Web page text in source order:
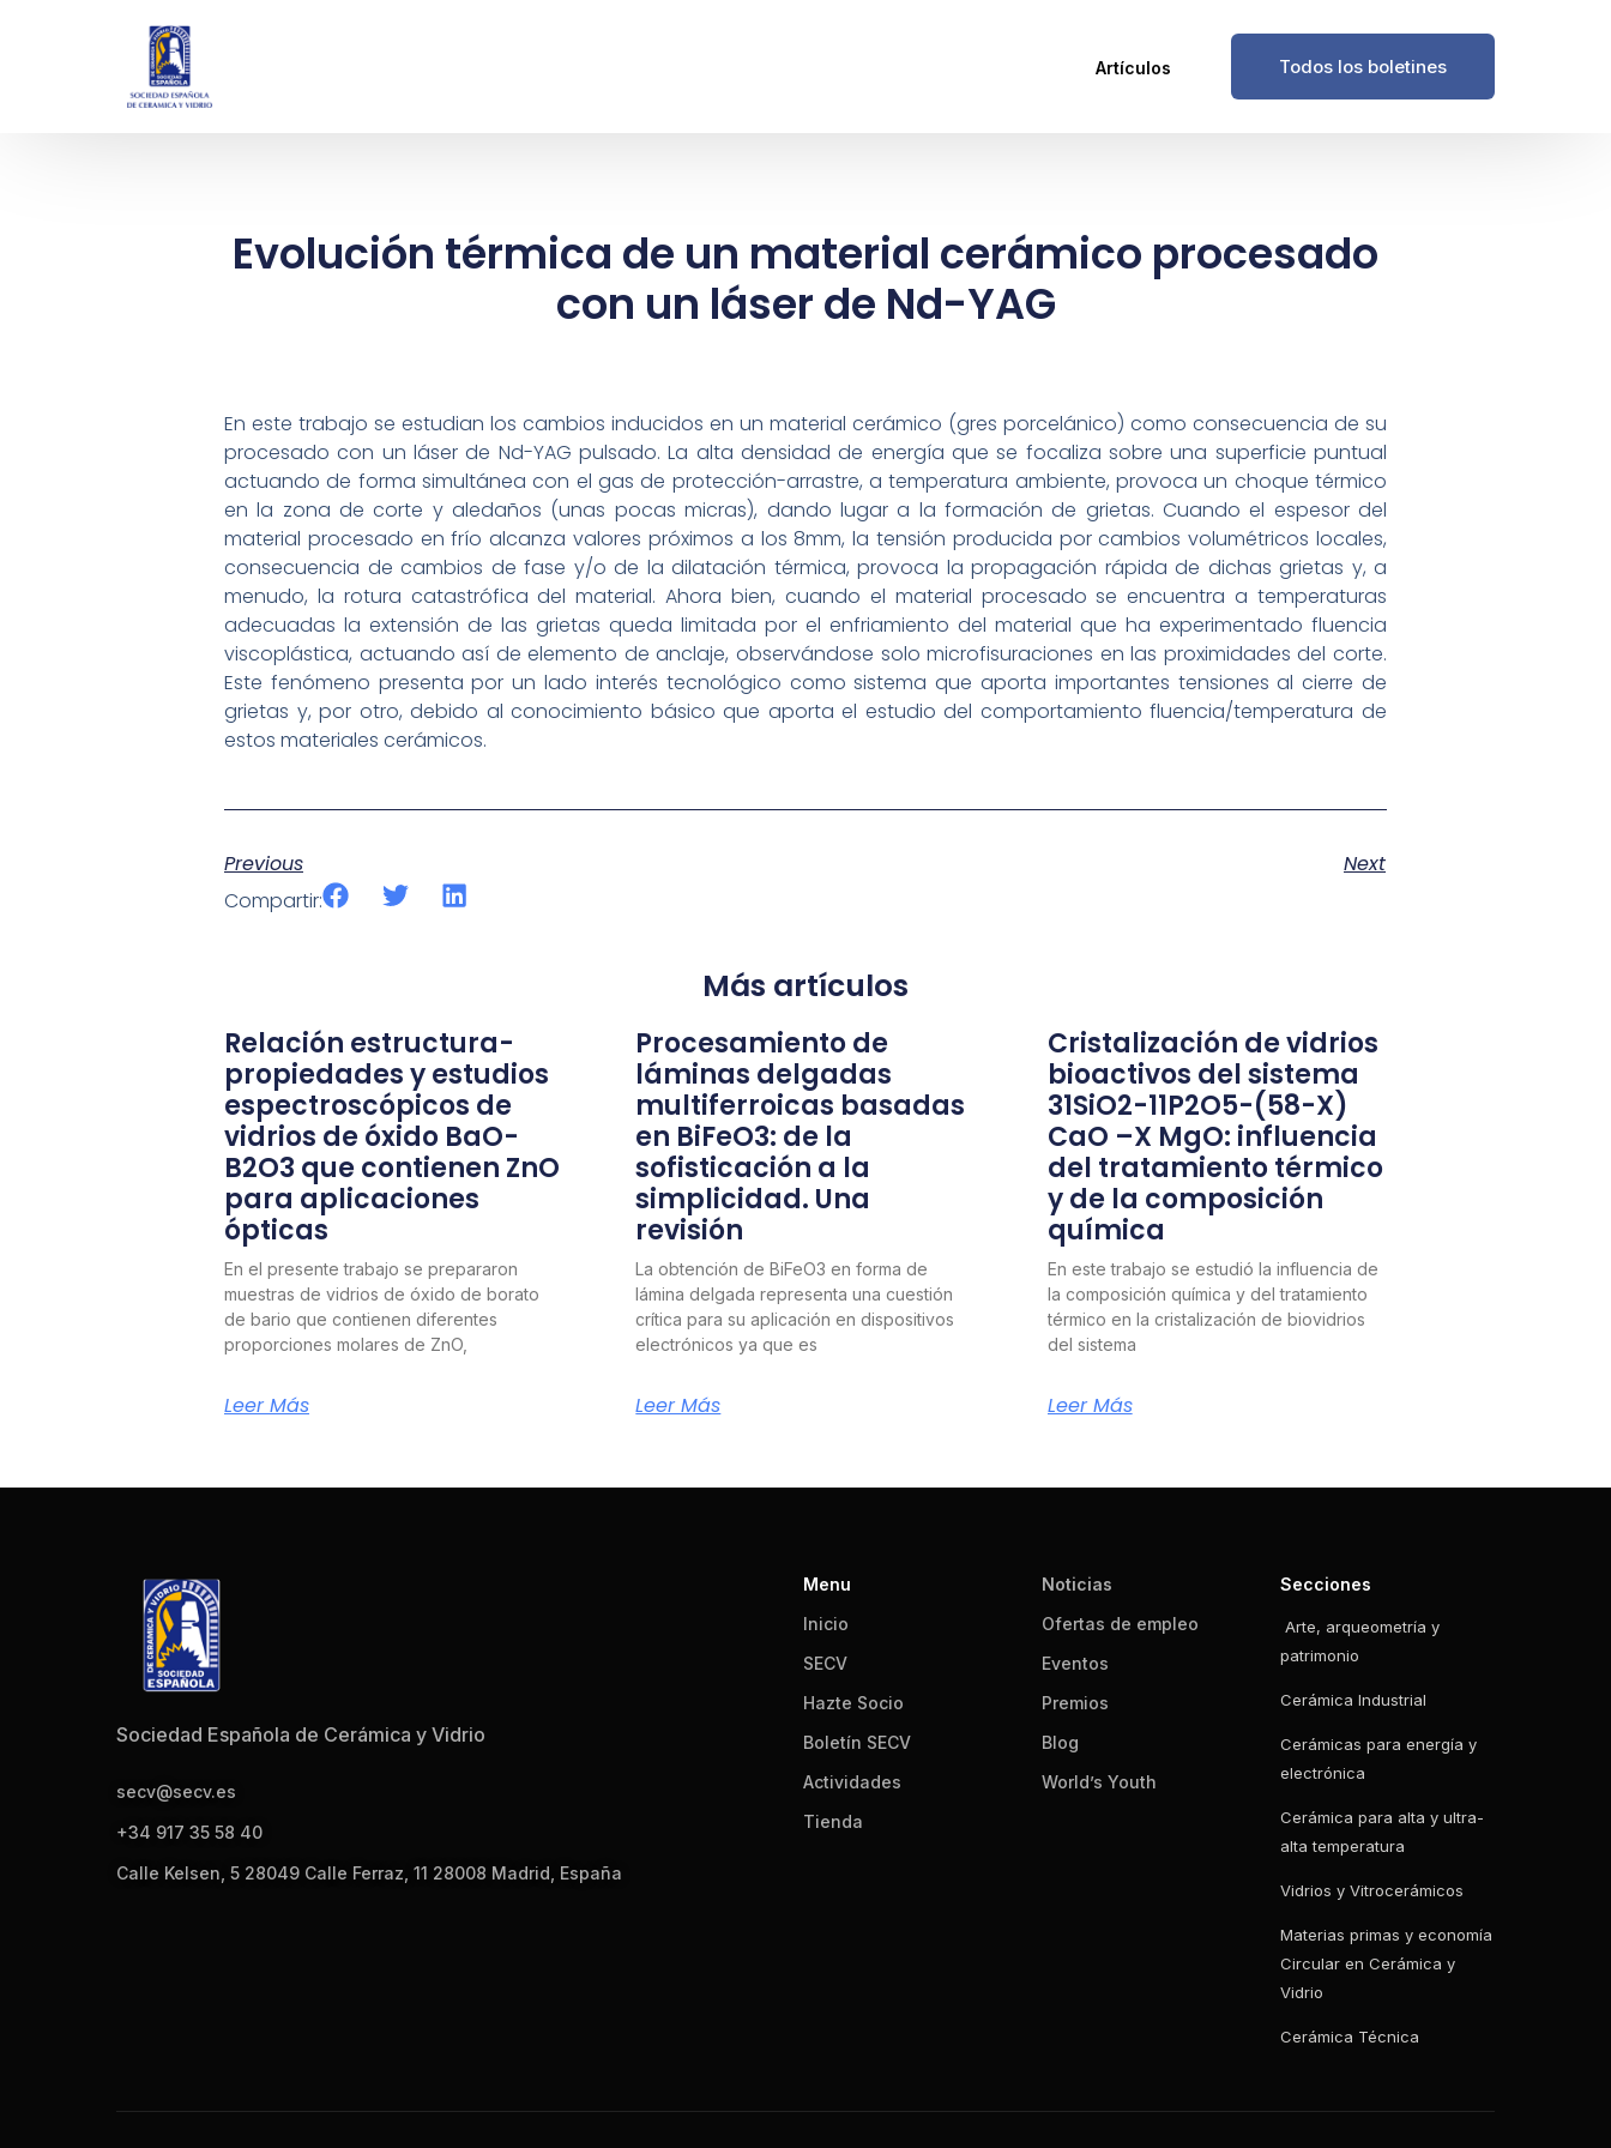
Artículos Todos los boletines
Evolución térmica de un material cerámico procesado
con un láser de Nd-YAG
En este trabajo se estudian los cambios inducidos en un material cerámico (gres porcelánico) como consecuencia de su
procesado con un láser de Nd-YAG pulsado. La alta densidad de energía que se focaliza sobre una superficie puntual
actuando de forma simultánea con el gas de protección-arrastre, a temperatura ambiente, provoca un choque térmico
en la zona de corte y aledaños (unas pocas micras), dando lugar a la formación de grietas. Cuando el espesor del
material procesado en frío alcanza valores próximos a los 8mm, la tensión producida por cambios volumétricos locales,
consecuencia de cambios de fase y/o de la dilatación térmica, provoca la propagación rápida de dichas grietas y, a
menudo, la rotura catastrófica del material. Ahora bien, cuando el material procesado se encuentra a temperaturas
adecuadas la extensión de las grietas queda limitada por el enfriamiento del material que ha experimentado fluencia
viscoplástica, actuando así de elemento de anclaje, observándose solo microfisuraciones en las proximidades del corte.
Este fenómeno presenta por un lado interés tecnológico como sistema que aporta importantes tensiones al cierre de
grietas y, por otro, debido al conocimiento básico que aporta el estudio del comportamiento fluencia/temperatura de
estos materiales cerámicos.
Previous
Next
Compartir:
Más artículos
Relación estructura-
propiedades y estudios
espectroscópicos de
vidrios de óxido BaO-
B2O3 que contienen ZnO
para aplicaciones
ópticas
En el presente trabajo se prepararon
muestras de vidrios de óxido de borato
de bario que contienen diferentes
proporciones molares de ZnO,
Leer Más
Procesamiento de
láminas delgadas
multiferroicas basadas
en BiFeO3: de la
sofisticación a la
simplicidad. Una
revisión
La obtención de BiFeO3 en forma de
lámina delgada representa una cuestión
crítica para su aplicación en dispositivos
electrónicos ya que es
Leer Más
Cristalización de vidrios
bioactivos del sistema
31SiO2-11P2O5-(58-X)
CaO –X MgO: influencia
del tratamiento térmico
y de la composición
química
En este trabajo se estudió la influencia de
la composición química y del tratamiento
térmico en la cristalización de biovidrios
del sistema
Leer Más
Sociedad Española de Cerámica y Vidrio
secv@secv.es
+34 917 35 58 40
Calle Kelsen, 5 28049 Calle Ferraz, 11 28008 Madrid, España
Menu
Inicio
SECV
Hazte Socio
Boletín SECV
Actividades
Tienda
Noticias
Ofertas de empleo
Eventos
Premios
Blog
World’s Youth
Secciones
Arte, arqueometría y
patrimonio
Cerámica Industrial
Cerámicas para energía y
electrónica
Cerámica para alta y ultra-
alta temperatura
Vidrios y Vitrocerámicos
Materias primas y economía
Circular en Cerámica y
Vidrio
Cerámica Técnica